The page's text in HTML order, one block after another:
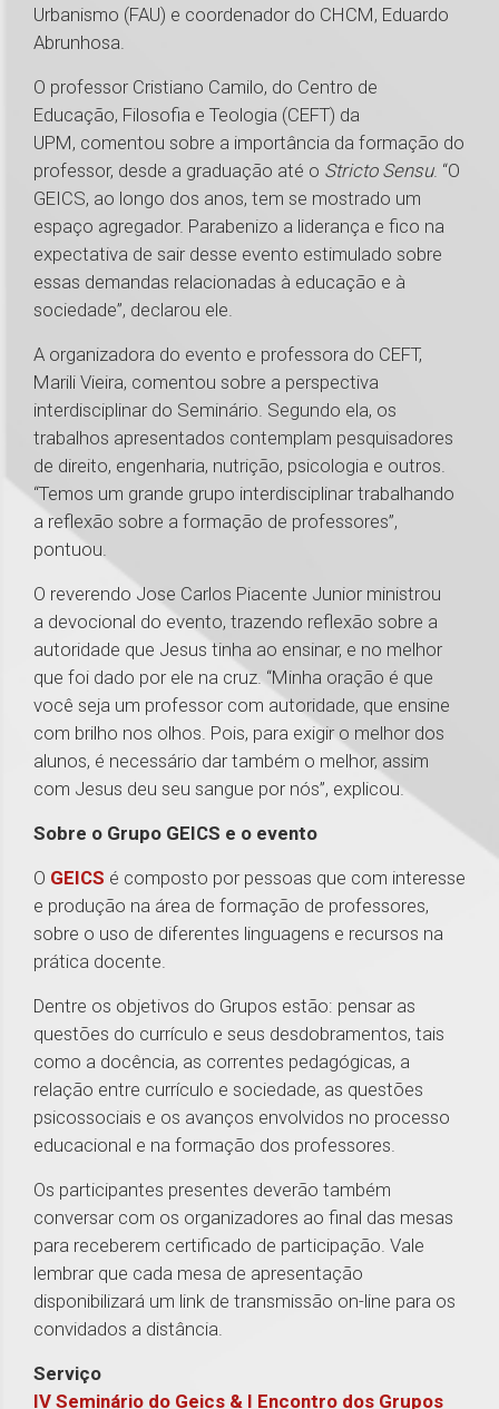
Urbanismo (FAU) e coordenador do CHCM, Eduardo
Abrunhosa.
O professor Cristiano Camilo, do Centro de
Educação, Filosofia e Teologia (CEFT) da
UPM, comentou sobre a importância da formação do
professor, desde a graduação até o Stricto Sensu. “O
GEICS, ao longo dos anos, tem se mostrado um
espaço agregador. Parabenizo a liderança e fico na
expectativa de sair desse evento estimulado sobre
essas demandas relacionadas à educação e à
sociedade”, declarou ele.
A organizadora do evento e professora do CEFT,
Marili Vieira, comentou sobre a perspectiva
interdisciplinar do Seminário. Segundo ela, os
trabalhos apresentados contemplam pesquisadores
de direito, engenharia, nutrição, psicologia e outros.
“Temos um grande grupo interdisciplinar trabalhando
a reflexão sobre a formação de professores”,
pontuou.
O reverendo Jose Carlos Piacente Junior ministrou
a devocional do evento, trazendo reflexão sobre a
autoridade que Jesus tinha ao ensinar, e no melhor
que foi dado por ele na cruz. “Minha oração é que
você seja um professor com autoridade, que ensine
com brilho nos olhos. Pois, para exigir o melhor dos
alunos, é necessário dar também o melhor, assim
com Jesus deu seu sangue por nós”, explicou.
Sobre o Grupo GEICS e o evento
O GEICS é composto por pessoas que com interesse
e produção na área de formação de professores,
sobre o uso de diferentes linguagens e recursos na
prática docente.
Dentre os objetivos do Grupos estão: pensar as
questões do currículo e seus desdobramentos, tais
como a docência, as correntes pedagógicas, a
relação entre currículo e sociedade, as questões
psicossociais e os avanços envolvidos no processo
educacional e na formação dos professores.
Os participantes presentes deverão também
conversar com os organizadores ao final das mesas
para receberem certificado de participação. Vale
lembrar que cada mesa de apresentação
disponibilizará um link de transmissão on-line para os
convidados a distância.
Serviço
IV Seminário do Geics & I Encontro dos Grupos